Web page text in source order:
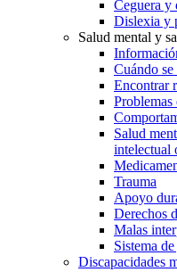
Ceguera y
Dislexia y
Salud mental y
Cuándo
Encontrar
Salud
intelectual
Trauma
Apoyo
Derechos
Malas
Sistema
Discapacidades